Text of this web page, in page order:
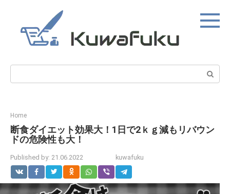
content
Search:
Home
断食ダイエット効果大！1日で2ｋｇ減もリバウン
ドの危険性も大！
Published by: 21.06.2022 kuwafuku